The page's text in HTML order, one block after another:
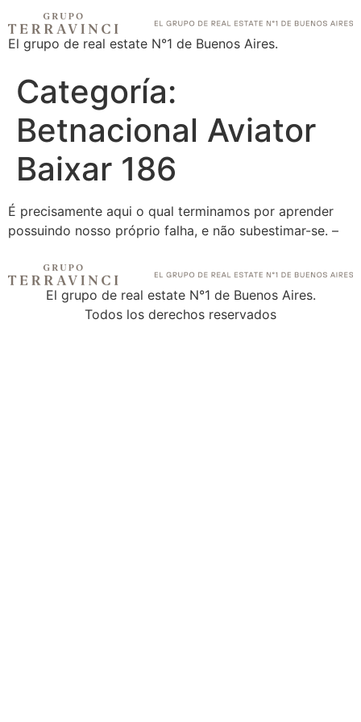
El grupo de real estate N°1 de Buenos Aires.
Categoría:
Betnacional Aviator
Baixar 186
É precisamente aqui o qual terminamos por aprender
possuindo nosso próprio falha, e não subestimar-se. –
El grupo de real estate N°1 de Buenos Aires.
Todos los derechos reservados